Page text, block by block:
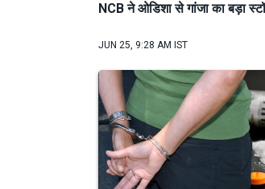
NCB ने ओडिशा से गांजा का बड़ा
JUN 25, 9:28 AM IST